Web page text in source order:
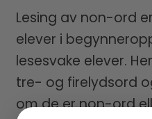
Lesing av non-ord
elever i
lesesvake elever.
tre- og firelydsord
om de er non-ord